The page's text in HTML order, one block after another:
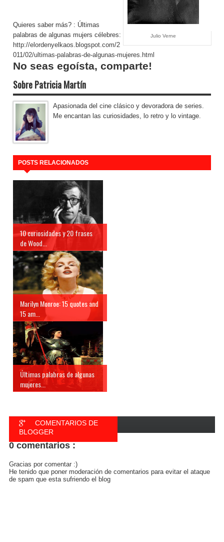
Julio Verne
Quieres saber más? : Últimas
palabras de algunas mujers célebres:
http://elordenyelkaos.blogspot.com/2
011/02/ultimas-palabras-de-algunas-mujeres.html
No seas egoísta, comparte!
Sobre Patricia Martín
Apasionada del cine clásico y devoradora de series.
Me encantan las curiosidades, lo retro y lo vintage.
POSTS RELACIONADOS
10 curiosidades y 20 frases
de Wood...
Marilyn Monroe: 15 quotes and
15 am...
Últimas palabras de algunas
mujeres...
COMENTARIOS DE
BLOGGER
FACEBOOK
0 comentarios :
Gracias por comentar :)
He tenido que poner moderación de comentarios para evitar el ataque
de spam que esta sufriendo el blog